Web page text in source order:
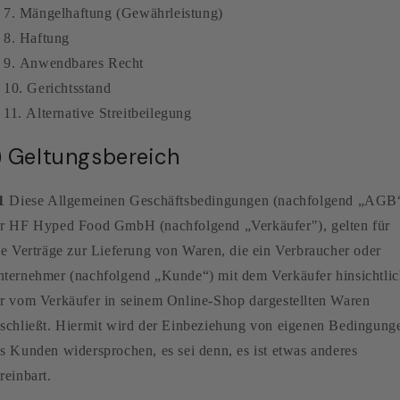
Mängelhaftung (Gewährleistung)
Haftung
Anwendbares Recht
Gerichtsstand
Alternative Streitbeilegung
Geltungsbereich
Diese Allgemeinen Geschäftsbedingungen (nachfolgend
HF Hyped Food GmbH (nachfolgend „Verkäufer"), gelten für
Verträge zur Lieferung von Waren, die ein Verbraucher oder
(nachfolgend „Kunde“) mit dem Verkäufer
vom Verkäufer in seinem Online-Shop dargestellten Waren
Hiermit wird der Einbeziehung von eigenen
Kunden widersprochen, es sei denn, es ist etwas anderes